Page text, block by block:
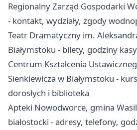
Regionalny Zarząd Gospodarki
- kontakt, wydziały, zgody
Teatr Dramatyczny im.
Białymstoku - bilety, godziny
Centrum Kształcenia
Sienkiewicza w Białymstoku -
dorosłych i biblioteka
Apteki Nowodworce, gmina
białostocki - adresy, telefony,